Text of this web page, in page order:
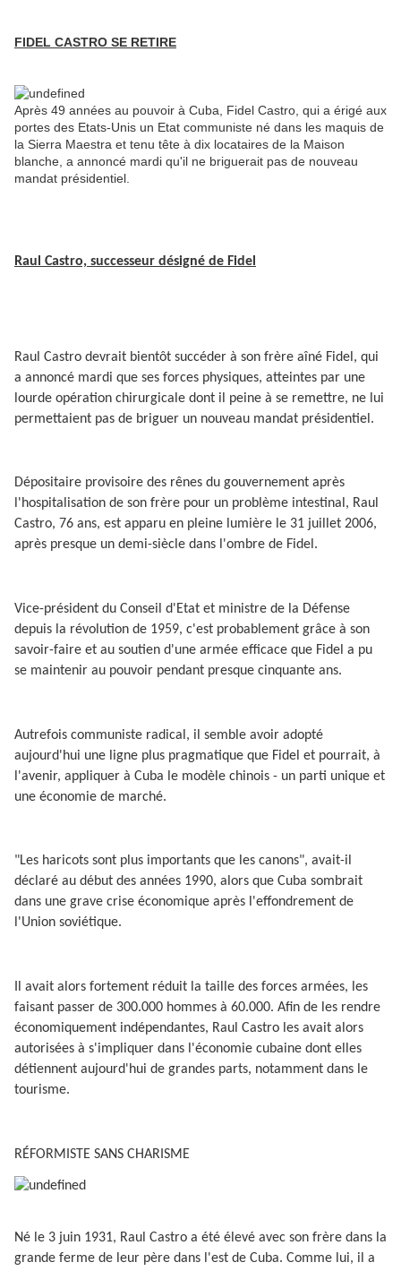
FIDEL CASTRO SE RETIRE
Après 49 années au pouvoir à Cuba, Fidel Castro, qui a érigé aux
portes des Etats-Unis un Etat communiste né dans les maquis de
la Sierra Maestra et tenu tête à dix locataires de la Maison
blanche, a annoncé mardi qu'il ne briguerait pas de nouveau
mandat présidentiel.
Raul Castro, successeur désigné de Fidel
Raul Castro devrait bientôt succéder à son frère aîné Fidel, qui
a annoncé mardi que ses forces physiques, atteintes par une
lourde opération chirurgicale dont il peine à se remettre, ne lui
permettaient pas de briguer un nouveau mandat présidentiel.
Dépositaire provisoire des rênes du gouvernement après
l'hospitalisation de son frère pour un problème intestinal, Raul
Castro, 76 ans, est apparu en pleine lumière le 31 juillet 2006,
après presque un demi-siècle dans l'ombre de Fidel.
Vice-président du Conseil d'Etat et ministre de la Défense
depuis la révolution de 1959, c'est probablement grâce à son
savoir-faire et au soutien d'une armée efficace que Fidel a pu
se maintenir au pouvoir pendant presque cinquante ans.
Autrefois communiste radical, il semble avoir adopté
aujourd'hui une ligne plus pragmatique que Fidel et pourrait, à
l'avenir, appliquer à Cuba le modèle chinois - un parti unique et
une économie de marché.
"Les haricots sont plus importants que les canons", avait-il
déclaré au début des années 1990, alors que Cuba sombrait
dans une grave crise économique après l'effondrement de
l'Union soviétique.
Il avait alors fortement réduit la taille des forces armées, les
faisant passer de 300.000 hommes à 60.000. Afin de les rendre
économiquement indépendantes, Raul Castro les avait alors
autorisées à s'impliquer dans l'économie cubaine dont elles
détiennent aujourd'hui de grandes parts, notamment dans le
tourisme.
RÉFORMISTE SANS CHARISME
Né le 3 juin 1931, Raul Castro a été élevé avec son frère dans la
grande ferme de leur père dans l'est de Cuba. Comme lui, il a